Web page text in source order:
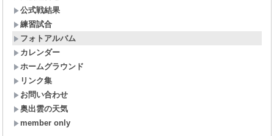
公式戦結果
練習試合
フォトアルバム
カレンダー
ホームグラウンド
リンク集
お問い合わせ
奥出雲の天気
member only